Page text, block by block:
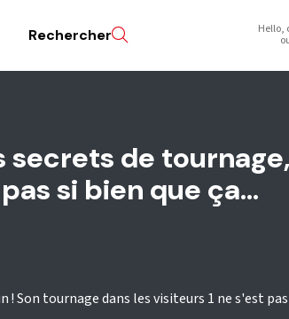
Rechercher Hello,
secrets de
si bien que ça...
Son tournage dans les visiteurs 1 ne s'est